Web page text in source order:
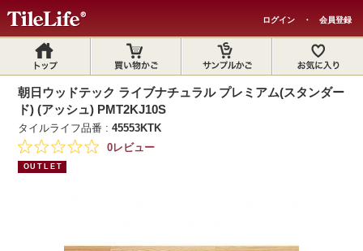
ログイン ・ 会員登録
朝日ウッドテック ライブナチュラル プレミアム(スタンダー
ド) (アッシュ) PMT2KJ10S
タイルライフ品番 :45553KTK
0レビュー
OUTLET